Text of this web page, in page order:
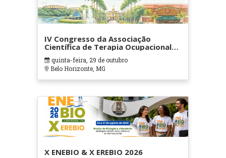
IV Congresso da Associação
Científica de Terapia Ocupacional
em Contextos Hospitalares e
Cuidados Paliativos - ATOHOSP
quinta-feira, 29 de outubro
Belo Horizonte, MG
X ENEBIO & X EREBIO 2026